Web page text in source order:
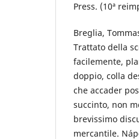
Press. (10ª
Breglia,
Trattato della
facilemente,
doppio, colla
che accader
succinto, non
brevissimo
mercantile.